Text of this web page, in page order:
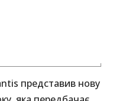
представив нову